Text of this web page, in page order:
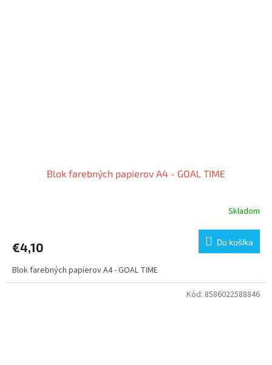
Blok farebných papierov A4 - GOAL TIME
Skladom
€4,10 Do košíka
Blok farebných papierov A4 - GOAL TIME
Kód: 8586022588846